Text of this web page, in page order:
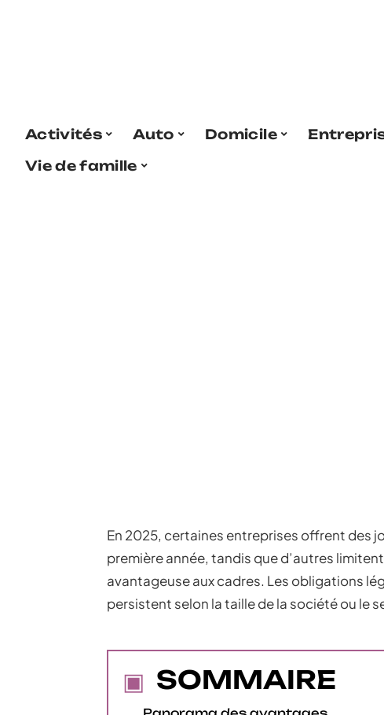
Activités Auto Domicile
Vie de famille
En 2025, certaines entreprises offrent des
première année, tandis que d’autres
avantageuse aux cadres. Les obligations
persistent selon la taille de la société ou le
SOMMAIRE